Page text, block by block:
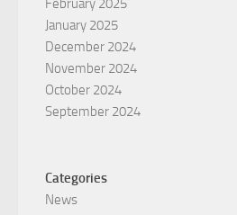
January 2025
December 2024
November 2024
October 2024
September 2024
Categories
News